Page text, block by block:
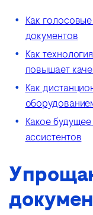
Как
документов
Как
повышает
Как
Какое
ассистентов